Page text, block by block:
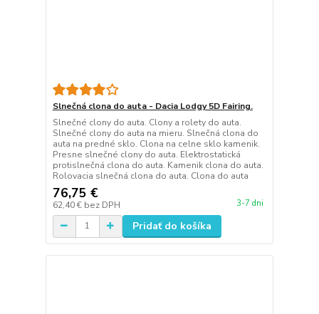
Slnečná clona do auta - Dacia Lodgy 5D Fairing.
Slnečné clony do auta. Clony a rolety do auta.
Slnečné clony do auta na mieru. Slnečná clona do
auta na predné sklo. Clona na celne sklo kamenik.
Presne slnečné clony do auta. Elektrostatická
protislnečná clona do auta. Kamenik clona do auta.
Rolovacia slnečná clona do auta. Clona do auta
76,75 €
62,40 € bez DPH 3-7 dni
Pridať do košíka